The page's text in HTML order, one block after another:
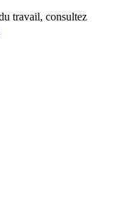
travail, consultez